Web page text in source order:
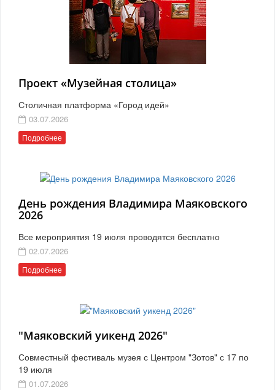
Проект «Музейная столица»
Столичная платформа «Город идей»
03.07.2026
Подробнее
День рождения Владимира Маяковского
2026
Все мероприятия 19 июля проводятся бесплатно
02.07.2026
Подробнее
"Маяковский уикенд 2026"
Совместный фестиваль музея с Центром "Зотов" с 17 по
19 июля
01.07.2026